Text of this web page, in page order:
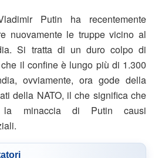
Putin ha recentemente
nuovamente le truppe vicino al
Si tratta di un duro colpo di
il confine è lungo più di 1.300
ovviamente, ora gode della
della NATO, il che significa che
minaccia di Putin causi